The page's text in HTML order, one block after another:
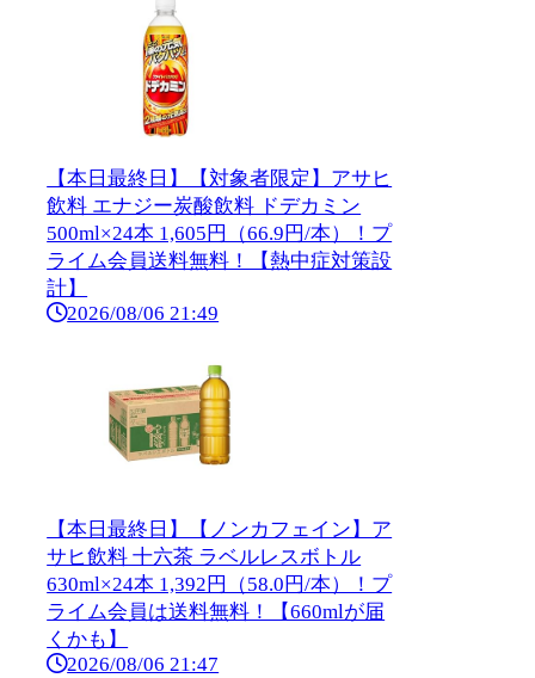
【本日最終日】【対象者限定】アサヒ
飲料 エナジー炭酸飲料 ドデカミン
500ml×24本 1,605円（66.9円/本）！プ
ライム会員送料無料！【熱中症対策設
計】
2026/08/06 21:49
【本日最終日】【ノンカフェイン】ア
サヒ飲料 十六茶 ラベルレスボトル
630ml×24本 1,392円（58.0円/本）！プ
ライム会員は送料無料！【660mlが届
くかも】
2026/08/06 21:47